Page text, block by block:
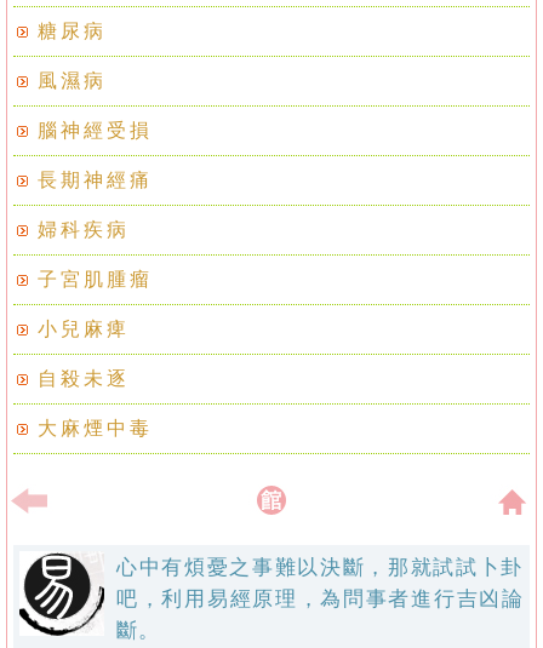
糖尿病
風濕病
腦神經受損
長期神經痛
婦科疾病
子宮肌腫瘤
小兒麻痺
自殺未逐
大麻煙中毒
心中有煩憂之事難以決斷，那就試試卜卦
吧，利用易經原理，為問事者進行吉凶論
斷。